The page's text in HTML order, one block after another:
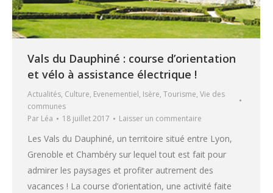
Vals du Dauphiné : course d’orientation
et vélo à assistance électrique !
Actualités, Culture, Evenementiel, Isère, Tourisme, Vie des
communes
Par Léa 18 juillet 2017 Laisser un commentaire
Les Vals du Dauphiné, un territoire situé entre Lyon,
Grenoble et Chambéry sur lequel tout est fait pour
admirer les paysages et profiter autrement des
vacances ! La course d’orientation, une activité faite